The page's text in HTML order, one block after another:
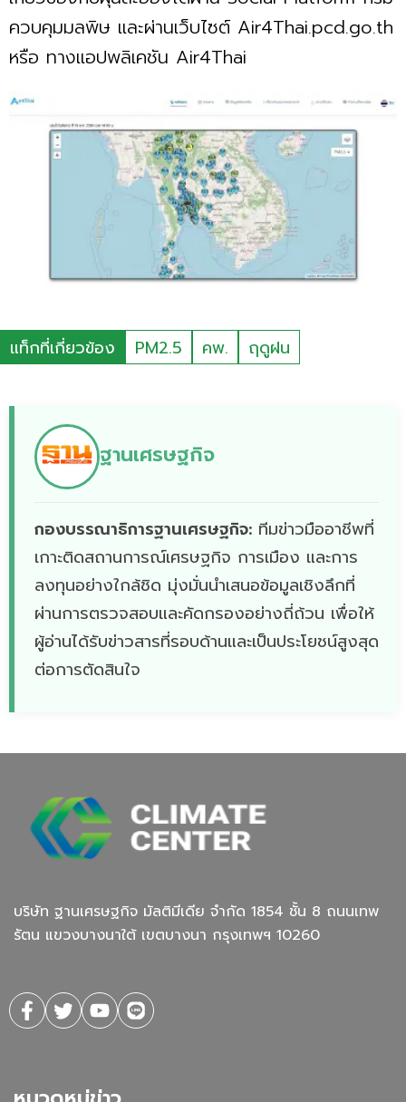
ควบคุมมลพิษ และผ่านเว็บไซต์ Air4Thai.pcd.go.th
หรือ ทางแอปพลิเคชัน Air4Thai
แท็กที่เกี่ยวข้อง PM2.5 คพ. ฤดูฝน
ฐานเศรษฐกิจ
กองบรรณาธิการฐานเศรษฐกิจ: ทีมข่าวมืออาชีพที่
เกาะติดสถานการณ์เศรษฐกิจ การเมือง และการ
ลงทุนอย่างใกล้ชิด มุ่งมั่นนำเสนอข้อมูลเชิงลึกที่
ผ่านการตรวจสอบและคัดกรองอย่างถี่ถ้วน เพื่อให้
ผู้อ่านได้รับข่าวสารที่รอบด้านและเป็นประโยชน์สูงสุด
ต่อการตัดสินใจ
บริษัท ฐานเศรษฐกิจ มัลติมีเดีย จํากัด 1854 ชั้น 8 ถนนเทพ
รัตน แขวงบางนาใต้ เขตบางนา กรุงเทพฯ 10260